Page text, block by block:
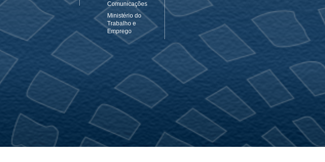
Comunicações
Ministério do
Trabalho e
Emprego